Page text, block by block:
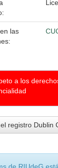
las
a los
registro Dublin